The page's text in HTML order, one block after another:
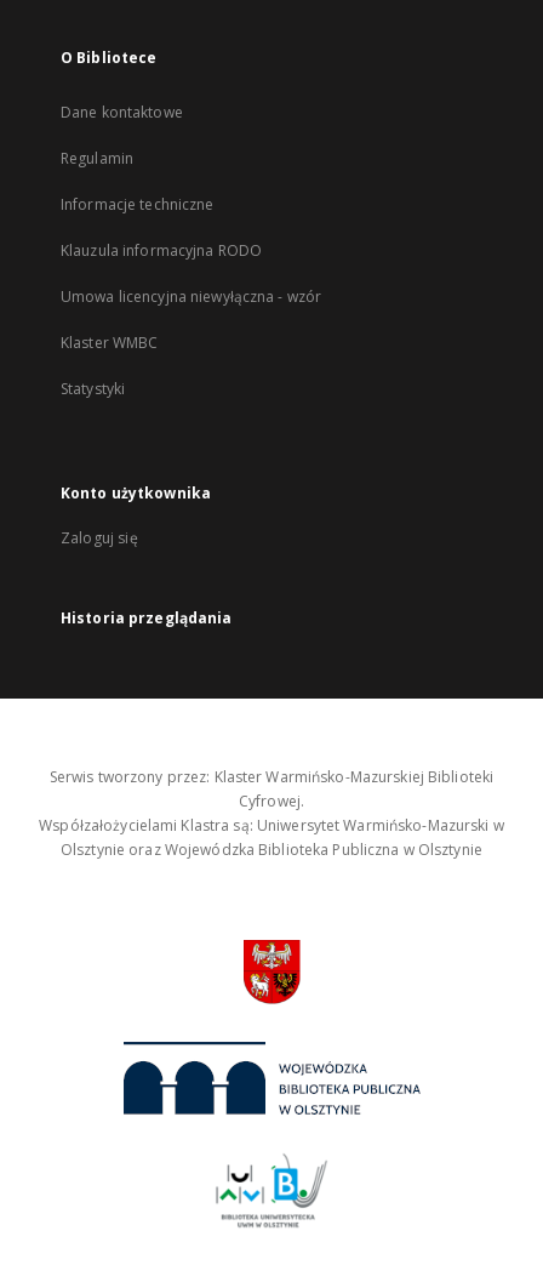
O Bibliotece
Dane kontaktowe
Regulamin
Informacje techniczne
Klauzula informacyjna RODO
Umowa licencyjna niewyłączna - wzór
Klaster WMBC
Statystyki
Konto użytkownika
Zaloguj się
Historia przeglądania
Serwis tworzony przez: Klaster Warmińsko-Mazurskiej Biblioteki
Cyfrowej.
Współzałożycielami Klastra są: Uniwersytet Warmińsko-Mazurski w
Olsztynie oraz Wojewódzka Biblioteka Publiczna w Olsztynie